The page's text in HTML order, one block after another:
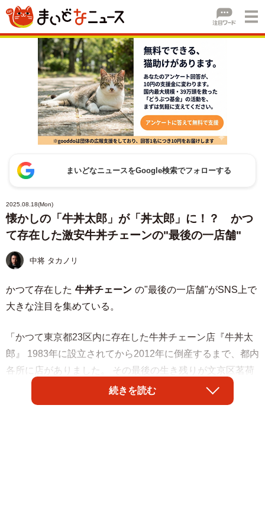
まいどなニュースをGoogle検索でフォローする
2025.08.18(Mon)
懐かしの「牛丼太郎」が「丼太郎」に！？ かつ
て存在した激安牛丼チェーンの"最後の一店舗"
中将 タカノリ
かつて存在した 牛丼チェーン の"最後の一店舗"がSNS上で
大きな注目を集めている。
「かつて東京都23区内に存在した牛丼チェーン店『牛丼太
郎』 1983年に設立されてから2012年に倒産するまで、都内
各所に店がありました。 その最後の生き残りが文京区茗荷
谷(みょうがだに)駅付近に残っています。」
続きを読む